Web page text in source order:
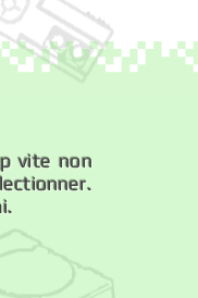
vite non